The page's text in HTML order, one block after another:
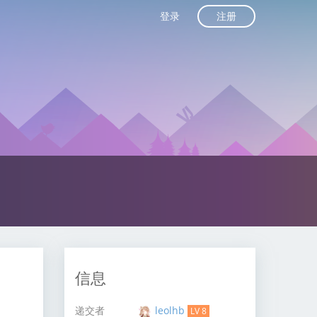
登录 注册
信息
递交者 leolhb LV 8